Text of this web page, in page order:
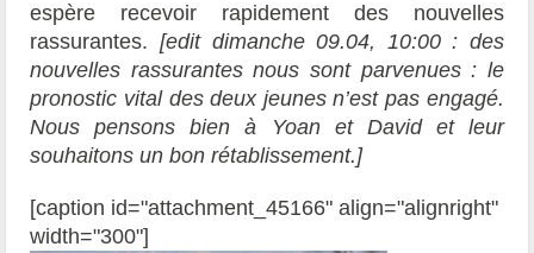
espère recevoir rapidement des nouvelles
rassurantes. [edit dimanche 09.04, 10:00 : des
nouvelles rassurantes nous sont parvenues : le
pronostic vital des deux jeunes n’est pas engagé.
Nous pensons bien à Yoan et David et leur
souhaitons un bon rétablissement.]
[caption id="attachment_45166" align="alignright"
width="300"]